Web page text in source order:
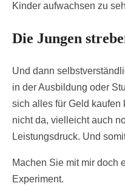
Kinder aufwachsen zu
Die Jungen
Und dann
in der Ausbildung oder
sich alles für Geld kaufen
nicht da, vielleicht auch
Leistungsdruck. Und
Machen Sie mit mir doch
Experiment.